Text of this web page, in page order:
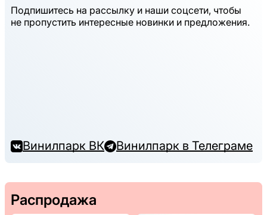
Подпишитесь на рассылку и наши соцсети, чтобы
не пропустить интересные новинки и предложения.
Винилпарк ВК Винилпарк в Телеграме
Распродажа